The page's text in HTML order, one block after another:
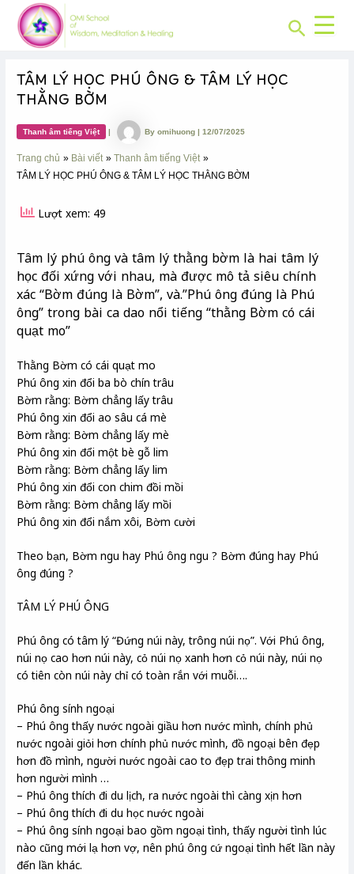
content
Search
TÂM LÝ HỌC PHÚ ÔNG & TÂM LÝ HỌC
THẰNG BỜM
Thanh âm tiếng Việt | Byomihuong|12/07/2025
Trang chủ Bài viết
Thanh âm tiếng Việt
TÂM LÝ HỌC PHÚ ÔNG & TÂM LÝ HỌC THẰNG BỜM
Lượt xem: 49
Tâm lý phú ông và tâm lý thằng bờm là hai tâm lý
học đối xứng với nhau, mà được mô tả siêu chính
xác “Bờm đúng là Bờm”, và.”Phú ông đúng là Phú
ông” trong bài ca dao nổi tiếng “thằng Bờm có cái
quạt mo”
Thằng Bờm có cái quạt mo
Phú ông xin đổi ba bò chín trâu
Bờm rằng: Bờm chẳng lấy trâu
Phú ông xin đổi ao sâu cá mè
Bờm rằng: Bờm chẳng lấy mè
Phú ông xin đổi một bè gỗ lim
Bờm rằng: Bờm chẳng lấy lim
Phú ông xin đổi con chim đồi mồi
Bờm rằng: Bờm chẳng lấy mồi
Phú ông xin đổi nắm xôi, Bờm cười
Theo bạn, Bờm ngu hay Phú ông ngu ? Bờm đúng hay Phú
ông đúng ?
TÂM LÝ PHÚ ÔNG
Phú ông có tâm lý “Đứng núi này, trông núi nọ”. Với Phú ông,
núi nọ cao hơn núi này, cỏ núi nọ xanh hơn cỏ núi này, núi nọ
có tiên còn núi này chỉ có toàn rắn với muỗi….
Phú ông sính ngoại
– Phú ông thấy nước ngoài giầu hơn nước mình, chính phủ
nước ngoài giỏi hơn chính phủ nước mình, đồ ngoại bên đẹp
hơn đồ mình, người nước ngoài cao to đẹp trai thông minh
hơn người mình …
– Phú ông thích đi du lịch, ra nước ngoài thì càng xịn hơn
– Phú ông thích đi du học nước ngoài
– Phú ông sính ngoại bao gồm ngoại tình, thấy người tình lúc
nào cũng mới lạ hơn vợ, nên phú ông cứ ngoại tình hết lần này
đến lần khác.
Post
navigation
CHUYÊN
MỤC: